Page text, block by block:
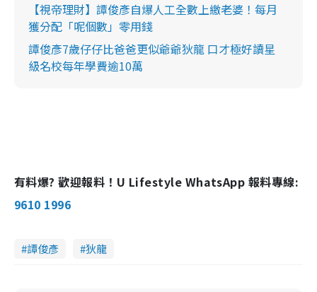
【視帝理財】譚俊彥自爆人工全數上繳老婆！每月
獲分配「呢個數」零用錢
譚俊彥7歲仔仔比爸爸更似爺爺狄龍 口才極好讀星
級名校每年學費逾10萬
有料爆? 歡迎報料！U Lifestyle WhatsApp 報料專線:
9610 1996
譚俊彥 狄龍